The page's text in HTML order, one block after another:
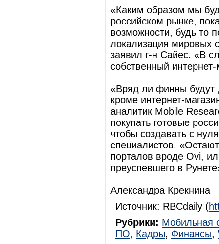
«Каким образом мы
российском рынке,
возможности, будь то
локализация мировых
заявил г-н Сай­ес. «В
собственный
«Вряд ли финны будут
кроме интернет-
аналитик Mobile
покупать готовые
чтобы создавать с
специалистов.
порталов вроде Ovi,
преуспевшего в
Александра Крекнина
Источник: RBCdaily (
Рубрики: Мобильная
ПО, Кадры, Финансы,